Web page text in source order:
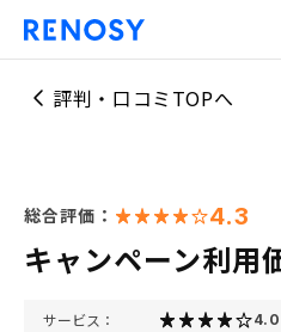
評判・口コミTOPへ
総合評価： 4.3
キャンペーン利用
サービス： 4.0